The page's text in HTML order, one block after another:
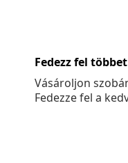
Fedezz fel többet
Vásároljon
Fedezze fel a